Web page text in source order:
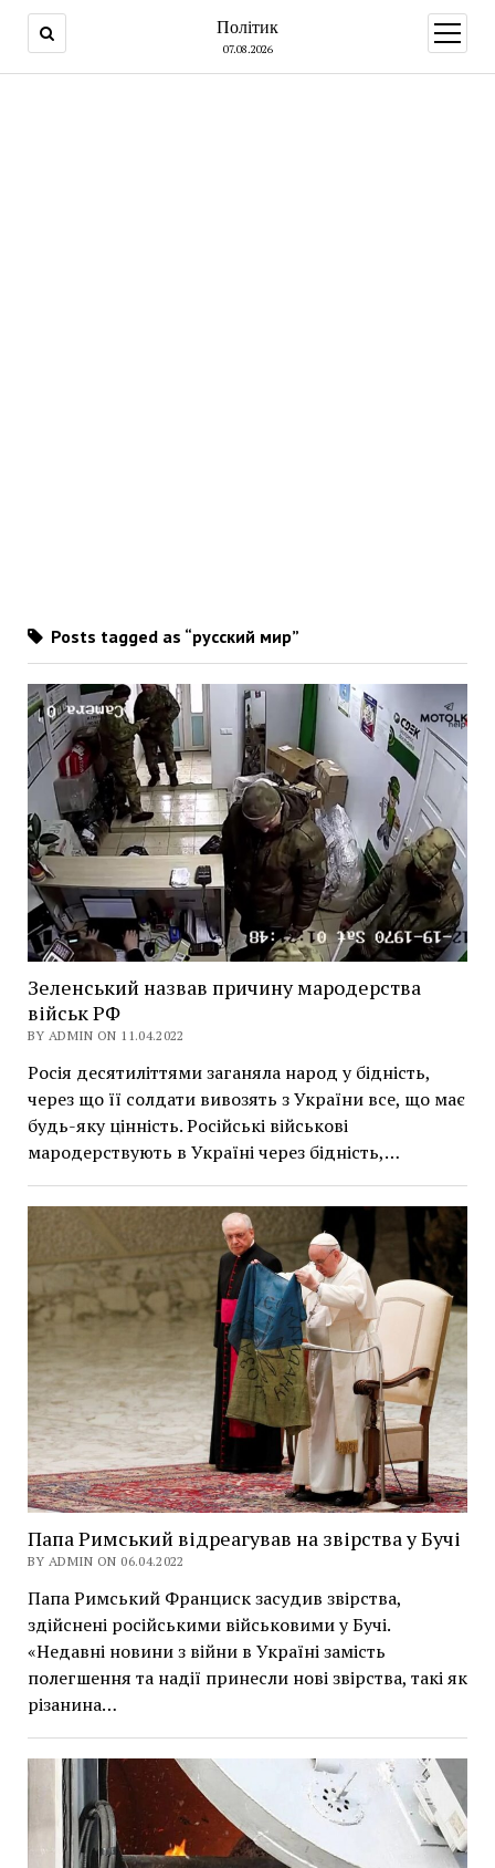
Політик
07.08.2026
open
menu
Posts tagged as “русский мир”
Зеленський назвав причину мародерства
військ РФ
BY ADMIN ON 11.04.2022
Росія десятиліттями заганяла народ у бідність,
через що її солдати вивозять з України все, що має
будь-яку цінність. Російські військові
мародерствують в Україні через бідність,…
Папа Римський відреагував на звірства у Бучі
BY ADMIN ON 06.04.2022
Папа Римський Франциск засудив звірства,
здійснені російськими військовими у Бучі.
«Недавні новини з війни в Україні замість
полегшення та надії принесли нові звірства, такі як
різанина…